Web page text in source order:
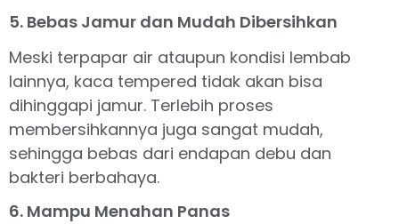
5. Bebas Jamur dan Mudah Dibersihkan
Meski terpapar air ataupun kondisi lembab
lainnya, kaca tempered tidak akan bisa
dihinggapi jamur. Terlebih proses
membersihkannya juga sangat mudah,
sehingga bebas dari endapan debu dan
bakteri berbahaya.
6. Mampu Menahan Panas